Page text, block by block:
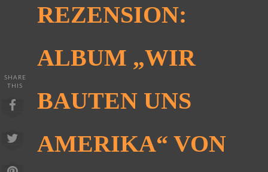
REZENSION:
ALBUM „WIR
BAUTEN UNS
AMERIKA“ VON
SHARE
THIS